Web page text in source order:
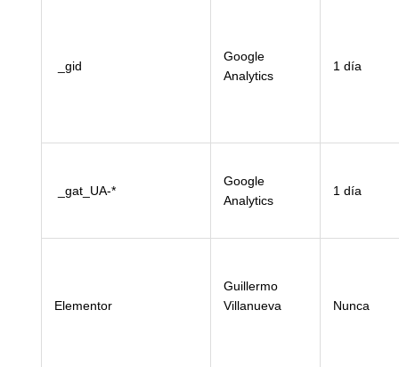
_gid
Google
Analytics
1 día
_gat_UA-*
Google
Analytics
1 día
Elementor
Guillermo
Villanueva
Nunca